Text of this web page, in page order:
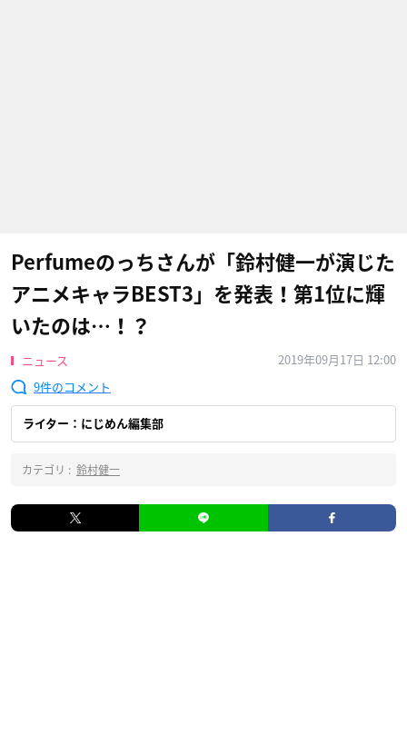
Perfumeのっちさんが「鈴村健一が演じた
アニメキャラBEST3」を発表！第1位に輝
いたのは…！？
ニュース
2019年09月17日 12:00
9
ライター：にじめん編集部
カテゴリ : 鈴村健一